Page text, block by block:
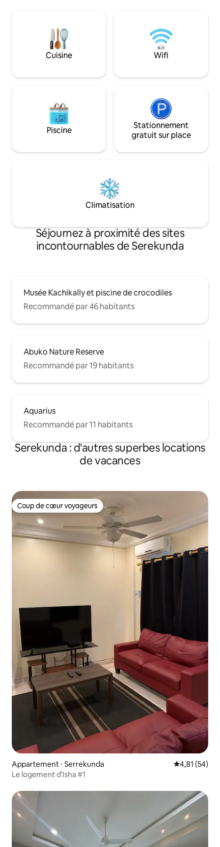
disponible (pas
connexion rapide
carte SIM Africell
Fatou est votre
vous le souhaitez
Cuisine Wifi
Piscine
Stationnement
gratuit sur place
Climatisation
Séjournez à proximité des sites
incontournables de Serekunda
Musée Kachikally et piscine de crocodiles
Recommandé par 46 habitants
Abuko Nature Reserve
Recommandé par 19 habitants
Aquarius
Recommandé par 11 habitants
Serekunda : d'autres superbes locations
de vacances
Coup de cœur voyageurs
Coup de cœur voyageurs
Appartement ⋅ Serrekunda Évaluation
4,81 (54)
Le logement d'Isha #1